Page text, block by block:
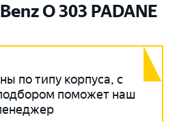
O 303 PADANE
по типу корпуса, с
поможет наш